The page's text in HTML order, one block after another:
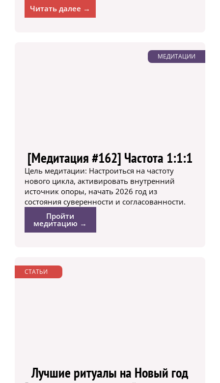
Читать далее →
МЕДИТАЦИИ
[Медитация #162] Частота 1:1:1
Цель медитации: Настроиться на частоту
нового цикла, активировать внутренний
источник опоры, начать 2026 год из
состояния суверенности и согласованности.
Пройти
медитацию →
СТАТЬИ
Лучшие ритуалы на Новый год